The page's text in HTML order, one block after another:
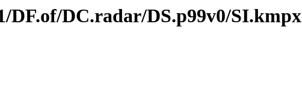
DF.of/DC.radar/DS.p99v0/SI.kmpx